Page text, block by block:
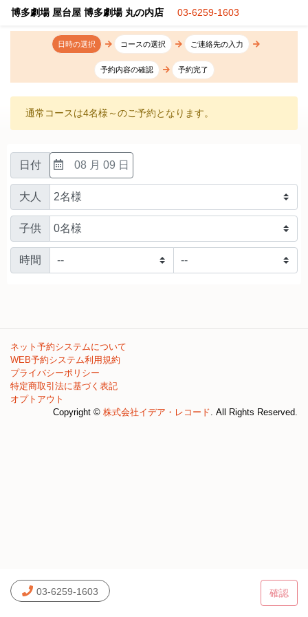
博多劇場 屋台屋 博多劇場 丸の内店 03-6259-1603
日時の選択 コースの選択 ご連絡先の入力
予約内容の確認 予約完了
通常コースは4名様～のご予約となります。
日付 08 月 09 日
大人
子供
時間
ネット予約システムについて
WEB予約システム利用規約
プライバシーポリシー
特定商取引法に基づく表記
オプトアウト
Copyright © 株式会社イデア・レコード. All Rights Reserved.
03-6259-1603 確認